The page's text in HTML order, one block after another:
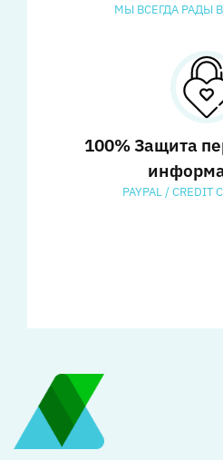
МЫ ВСЕГДА РАДЫ
100% Защита
PAYPAL / CREDIT